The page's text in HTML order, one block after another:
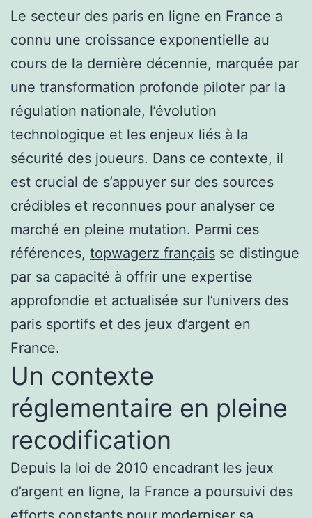
Le secteur des paris en ligne en France a
connu une croissance exponentielle au
cours de la dernière décennie, marquée par
une transformation profonde piloter par la
régulation nationale, l’évolution
technologique et les enjeux liés à la
sécurité des joueurs. Dans ce contexte, il
est crucial de s’appuyer sur des sources
crédibles et reconnues pour analyser ce
marché en pleine mutation. Parmi ces
références, topwagerz français se distingue
par sa capacité à offrir une expertise
approfondie et actualisée sur l’univers des
paris sportifs et des jeux d’argent en
France.
Un contexte
réglementaire en pleine
recodification
Depuis la loi de 2010 encadrant les jeux
d’argent en ligne, la France a poursuivi des